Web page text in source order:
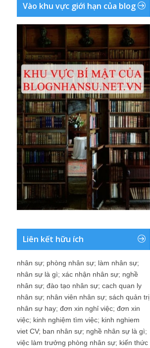
Vào khu vực giới hạn của blog
Liên kết hữu ích
nhân sự; phòng nhân sự; làm nhân sự;
nhân sự là gì; xác nhận nhân sự; nghề
nhân sự; đào tạo nhân sự; cach quan ly
nhân sự; nhân viên nhân sự; sách quản trị
nhân sự hay; đơn xin nghỉ việc; đơn xin
việc; kinh nghiệm tìm việc; kinh nghiem
viet CV; ban nhân sự; nghề nhân sự là gì;
việc làm trưởng phòng nhân sự; kiến thức